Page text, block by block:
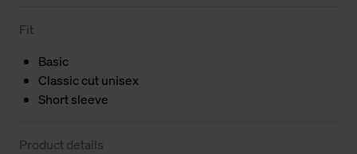
Fit
Basic
Classic cut unisex
Short sleeve
Product details